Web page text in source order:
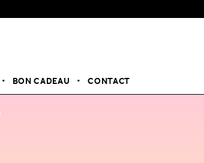
BON CADEAU CONTACT